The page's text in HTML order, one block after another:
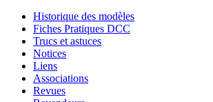
Historique des modèles
Fiches Pratiques DCC
Trucs et astuces
Notices
Liens
Associations
Revues